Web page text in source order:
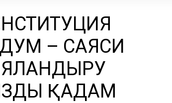
– САЯСИ
ҚАДАМ